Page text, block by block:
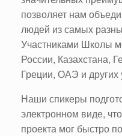
позволяет нам
людей из самых
Участниками Школы
России, Казахстана,
Греции, ОАЭ и других
Наши спикеры
электронном виде,
проекта мог быстро